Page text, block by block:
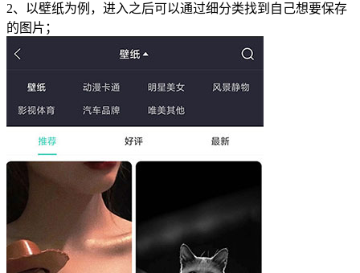
2、以壁纸为例，进入之后可以通过细分类找到自己想要保存
的图片；